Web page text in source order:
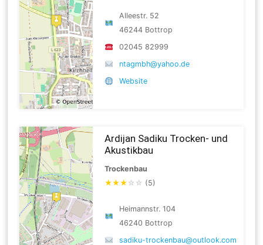
Alleestr. 52
46244 Bottrop
02045 82999
ntagmbh@yahoo.de
Website
Ardijan Sadiku Trocken- und
Akustikbau
Trockenbau
★★★ ☆ ☆ (5)
Heimannstr. 104
46240 Bottrop
sadiku-trockenbau@outlook.com